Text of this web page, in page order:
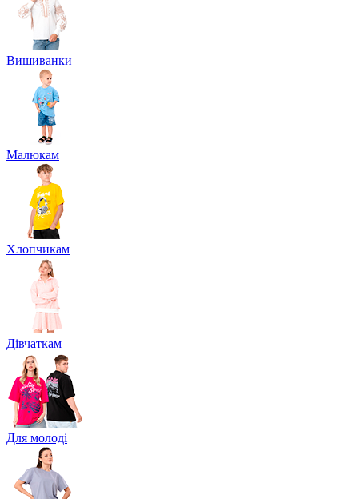
Вишиванки
Малюкам
Хлопчикам
Дівчаткам
Для молоді